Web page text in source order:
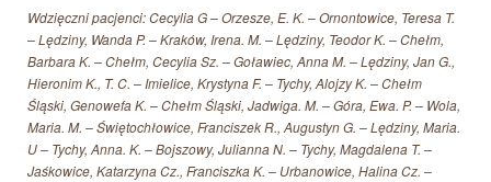
Wdzięczni pacjenci: Cecylia G – Orzesze, E. K. – Ornontowice, Teresa T.
– Lędziny, Wanda P. – Kraków, Irena. M. – Lędziny, Teodor K. – Chełm,
Barbara K. – Chełm, Cecylia Sz. – Goławiec, Anna M. – Lędziny, Jan G.,
Hieronim K., T. C. – Imielice, Krystyna F. – Tychy, Alojzy K. – Chełm
Śląski, Genowefa K. – Chełm Śląski, Jadwiga. M. – Góra, Ewa. P. – Wola,
Maria. M. – Świętochłowice, Franciszek R., Augustyn G. – Lędziny, Maria.
U – Tychy, Anna. K. – Bojszowy, Julianna N. – Tychy, Magdalena T. –
Jaśkowice, Katarzyna Cz., Franciszka K. – Urbanowice, Halina Cz. –